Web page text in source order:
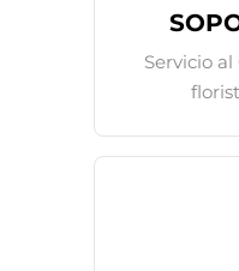
Servicio